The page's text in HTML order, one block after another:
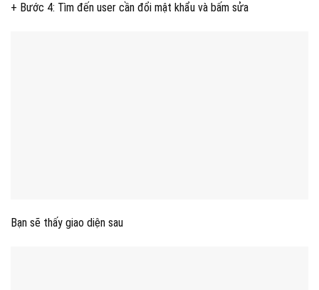
+ Bước 4: Tìm đến user cần đổi mật khẩu và bấm sửa
Bạn sẽ thấy giao diện sau